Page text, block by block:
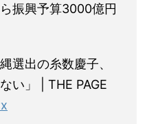
振興予算3000億円
出の糸数慶子、
い」 | THE PAGE